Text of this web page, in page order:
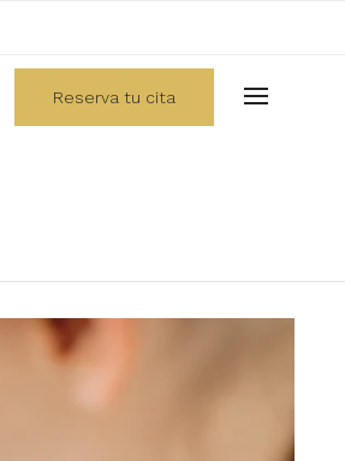
Reserva tu cita